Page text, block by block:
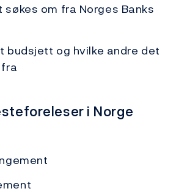
søkes om fra Norges Banks
budsjett og hvilke andre det
i Norge